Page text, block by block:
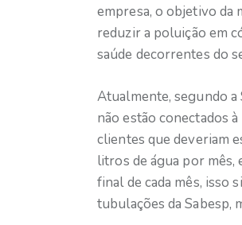
empresa, o objetivo da
reduzir a poluição em
saúde decorrentes do
Atualmente, segundo a
não estão conectados
clientes que deveriam
litros de água por mês,
final de cada mês, isso
tubulações da Sabesp,